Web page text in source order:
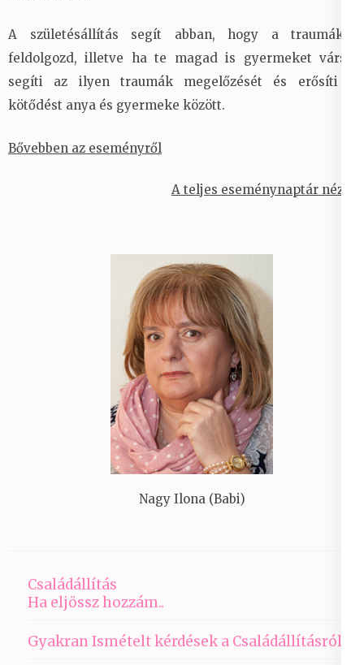
A születésállítás segít abban, hogy a traumákat
feldolgozd, illetve ha te magad is gyermeket vársz,
segíti az ilyen traumák megelőzését és erősíti a
kötődést anya és gyermeke között.
Bővebben az eseményről
A teljes eseménynaptár nézet
Nagy Ilona (Babi)
Családállítás
Ha eljössz hozzám..
Gyakran Ismételt kérdések a Családállításról